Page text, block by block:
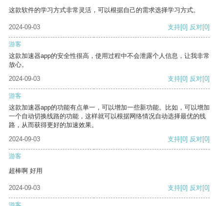
这款软件的学习方式非常灵活，可以根据自己的需求选择学习方式。
2024-09-03 支持[0] 反对[0]
游客
这款加速器app的安全性很高，使用过程中不会泄露个人信息，让我非常
放心。
2024-09-03
支持[0] 反对[0]
游客
这款加速器app的功能有点单一，可以增加一些新功能。比如，可以增加
一个自动切换线路的功能，这样就可以根据网络情况自动选择最优的线
路，从而获得更好的加速效果。
2024-09-03
支持[0] 反对[0]
游客
超棒啊 好用
2024-09-03 支持[0] 反对[0]